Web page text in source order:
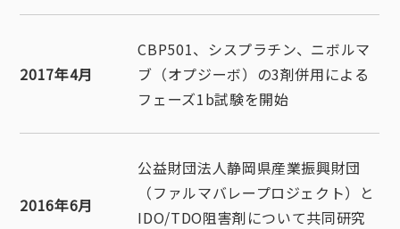
2017年4月
CBP501、シスプラチン、ニボルマ
ブ（オプジーボ）の3剤併用による
フェーズ1b試験を開始
2016年6月
公益財団法人静岡県産業振興財団
（ファルマバレープロジェクト）と
IDO/TDO阻害剤について共同研究